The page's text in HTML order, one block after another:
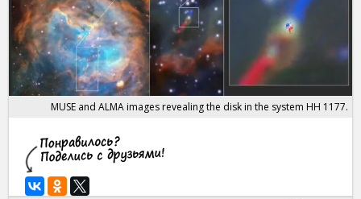
MUSE and ALMA images revealing the disk in the system HH 1177.